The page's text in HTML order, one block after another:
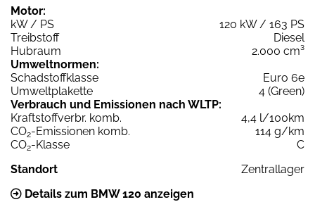
Motor:
kW / PS
120 kW / 163 PS
Treibstoff
Diesel
Hubraum
2.000 cm³
Umweltnormen:
Schadstoffklasse
Euro 6e
Umweltplakette
4 (Green)
Verbrauch und Emissionen nach WLTP:
Kraftstoffverbr. komb.
4,4 l/100km
CO2-Emissionen komb.
114 g/km
CO2-Klasse
C
Standort
Zentrallager
Details zum BMW 120 anzeigen